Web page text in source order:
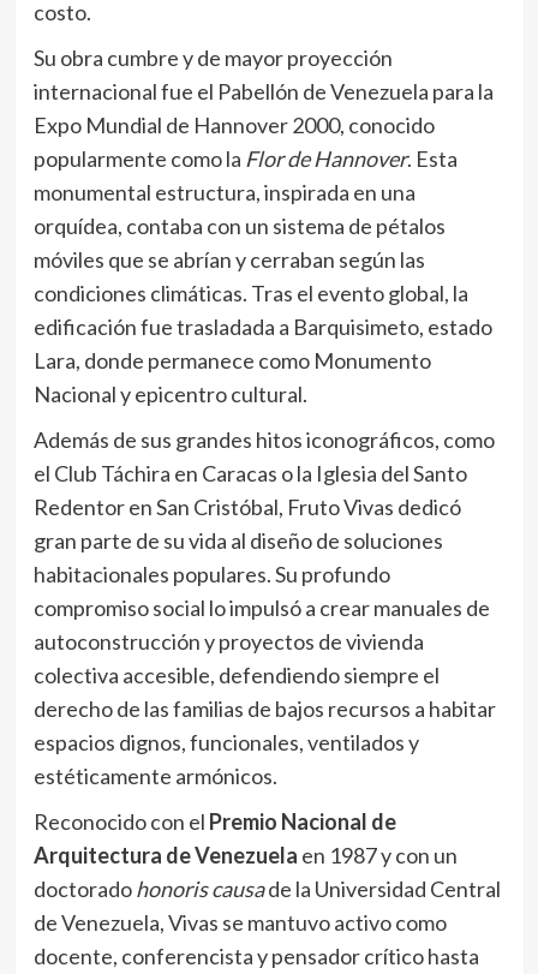
costo.
Su obra cumbre y de mayor proyección
internacional fue el Pabellón de Venezuela para la
Expo Mundial de Hannover 2000, conocido
popularmente como la Flor de Hannover. Esta
monumental estructura, inspirada en una
orquídea, contaba con un sistema de pétalos
móviles que se abrían y cerraban según las
condiciones climáticas. Tras el evento global, la
edificación fue trasladada a Barquisimeto, estado
Lara, donde permanece como Monumento
Nacional y epicentro cultural.
Además de sus grandes hitos iconográficos, como
el Club Táchira en Caracas o la Iglesia del Santo
Redentor en San Cristóbal, Fruto Vivas dedicó
gran parte de su vida al diseño de soluciones
habitacionales populares. Su profundo
compromiso social lo impulsó a crear manuales de
autoconstrucción y proyectos de vivienda
colectiva accesible, defendiendo siempre el
derecho de las familias de bajos recursos a habitar
espacios dignos, funcionales, ventilados y
estéticamente armónicos.
Reconocido con el Premio Nacional de
Arquitectura de Venezuela en 1987 y con un
doctoradohonoris causade la Universidad Central
de Venezuela, Vivas se mantuvo activo como
docente, conferencista y pensador crítico hasta